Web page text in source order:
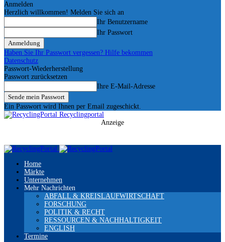
Anmelden
Herzlich willkommen! Melden Sie sich an
Ihr Benutzername
Ihr Passwort
Haben Sie Ihr Passwort vergessen? Hilfe bekommen
Datenschutz
Passwort-Wiederherstellung
Passwort zurücksetzen
Ihre E-Mail-Adresse
Ein Passwort wird Ihnen per Email zugeschickt.
Recyclingportal
Anzeige
Home
Märkte
Unternehmen
Mehr Nachrichten
ABFALL & KREISLAUFWIRTSCHAFT
FORSCHUNG
POLITIK & RECHT
RESSOURCEN & NACHHALTIGKEIT
ENGLISH
Termine